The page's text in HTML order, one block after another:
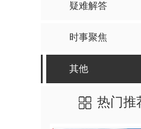
疑难解答
时事聚焦
其他
热门推